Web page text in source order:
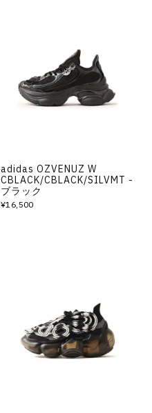
adidas OZVENUZ W
CBLACK/CBLACK/SILVMT -
ブラック
¥16,500